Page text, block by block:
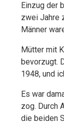
Einzug der
zwei Jahre
Männer
Mütter mit
bevorzugt.
1948, und
Es war
zog. Durch
die beiden